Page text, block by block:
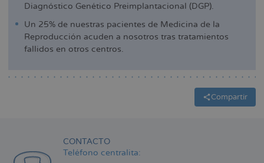
Diagnóstico Genético Preimplantacional (DGP).
Un 25% de nuestras pacientes de Medicina de la
Reproducción acuden a nosotros tras tratamientos
fallidos en otros centros.
Compartir
CONTACTO
Teléfono centralita: